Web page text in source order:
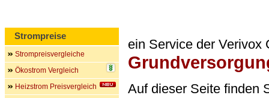
ein Service der Verivox
Auf dieser Seite finden
Strompreise
Strompreisvergleiche
Ökostrom Vergleich
Heizstrom Preisvergleich